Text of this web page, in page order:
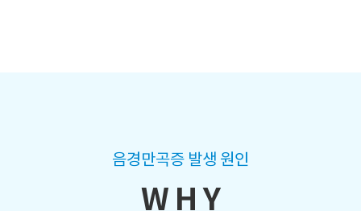
음경만곡증 발생 원인
W H Y